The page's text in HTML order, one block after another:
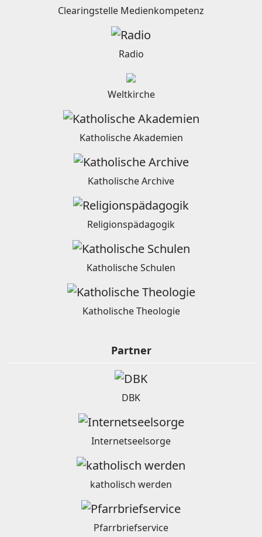
Clearingstelle Medienkompetenz
Radio
Weltkirche
Katholische Akademien
Katholische Archive
Religionspädagogik
Katholische Schulen
Katholische Theologie
Partner
DBK
Internetseelsorge
katholisch werden
Pfarrbriefservice